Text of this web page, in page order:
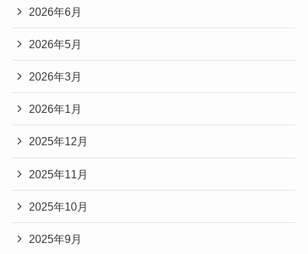
2026年6月
2026年5月
2026年3月
2026年1月
2025年12月
2025年11月
2025年10月
2025年9月